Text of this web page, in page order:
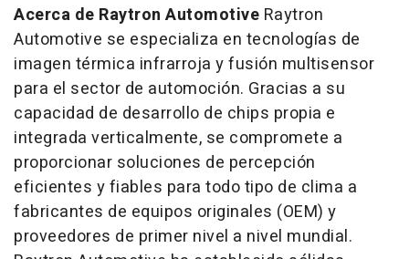
Acerca de Raytron Automotive Raytron
Automotive se especializa en tecnologías de
imagen térmica infrarroja y fusión multisensor
para el sector de automoción. Gracias a su
capacidad de desarrollo de chips propia e
integrada verticalmente, se compromete a
proporcionar soluciones de percepción
eficientes y fiables para todo tipo de clima a
fabricantes de equipos originales (OEM) y
proveedores de primer nivel a nivel mundial.